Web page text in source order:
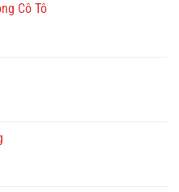
Cô Tô